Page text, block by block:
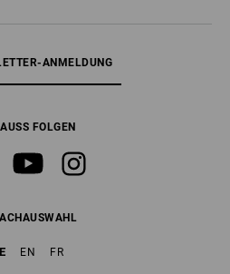
ANMELDUNG
FOLGEN
EN FR